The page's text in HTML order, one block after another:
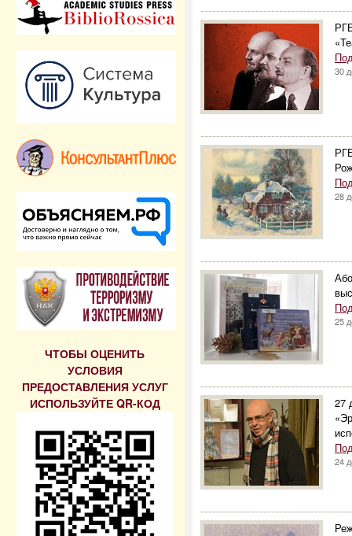
ЧТОБЫ ОЦЕНИТЬ
УСЛОВИЯ
ПРЕДОСТАВЛЕНИЯ УСЛУГ
ИСПОЛЬЗУЙТЕ QR-КОД
30
28
25
27
24